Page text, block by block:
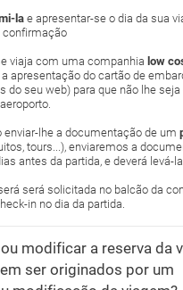
la e apresentar-se o dia da sua
confirmação
viaja com uma companhia low
apresentação do cartão de
do seu web) para que não lhe
lhe a documentação de um
tours...), enviaremos a
antes da partida, e deverá levá-
será solicitada no balcão da
in no dia da partida.
modificar a reserva da
ser originados por um